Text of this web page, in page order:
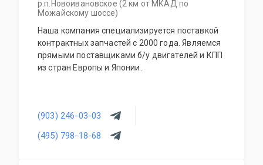
р.п.Новоивановское (2 км от МКАД по
Можайскому шоссе)
Наша компания специализируется поставкой
контрактных запчастей с 2000 года. Являемся
прямыми поставщиками б/у двигателей и КПП
из стран Европы и Японии.
(903) 246-03-03
(495) 798-18-68